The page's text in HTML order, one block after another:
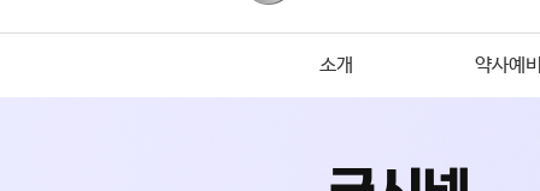
소개 약사예